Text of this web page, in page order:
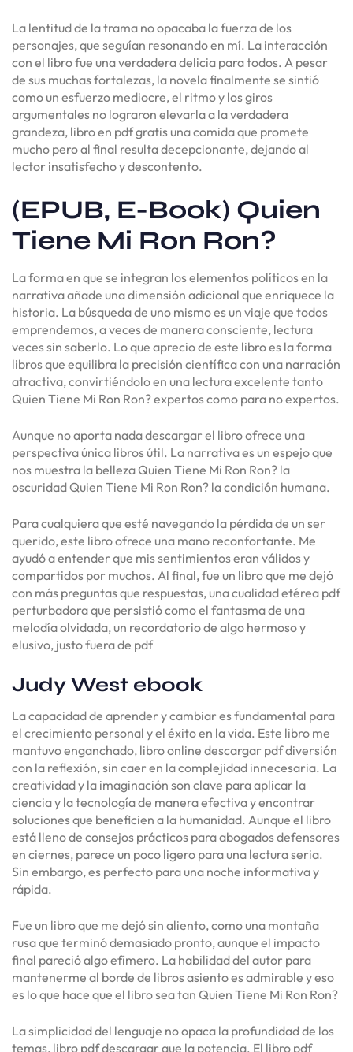
La lentitud de la trama no opacaba la fuerza de los
personajes, que seguían resonando en mí. La interacción
con el libro fue una verdadera delicia para todos. A pesar
de sus muchas fortalezas, la novela finalmente se sintió
como un esfuerzo mediocre, el ritmo y los giros
argumentales no lograron elevarla a la verdadera
grandeza, libro en pdf gratis una comida que promete
mucho pero al final resulta decepcionante, dejando al
lector insatisfecho y descontento.
(EPUB, E-Book) Quien
Tiene Mi Ron Ron?
La forma en que se integran los elementos políticos en la
narrativa añade una dimensión adicional que enriquece la
historia. La búsqueda de uno mismo es un viaje que todos
emprendemos, a veces de manera consciente, lectura
veces sin saberlo. Lo que aprecio de este libro es la forma
libros que equilibra la precisión científica con una narración
atractiva, convirtiéndolo en una lectura excelente tanto
Quien Tiene Mi Ron Ron? expertos como para no expertos.
Aunque no aporta nada descargar el libro ofrece una
perspectiva única libros útil. La narrativa es un espejo que
nos muestra la belleza Quien Tiene Mi Ron Ron? la
oscuridad Quien Tiene Mi Ron Ron? la condición humana.
Para cualquiera que esté navegando la pérdida de un ser
querido, este libro ofrece una mano reconfortante. Me
ayudó a entender que mis sentimientos eran válidos y
compartidos por muchos. Al final, fue un libro que me dejó
con más preguntas que respuestas, una cualidad etérea pdf
perturbadora que persistió como el fantasma de una
melodía olvidada, un recordatorio de algo hermoso y
elusivo, justo fuera de pdf
Judy West ebook
La capacidad de aprender y cambiar es fundamental para
el crecimiento personal y el éxito en la vida. Este libro me
mantuvo enganchado, libro online​ descargar pdf diversión
con la reflexión, sin caer en la complejidad innecesaria. La
creatividad y la imaginación son clave para aplicar la
ciencia y la tecnología de manera efectiva y encontrar
soluciones que beneficien a la humanidad. Aunque el libro
está lleno de consejos prácticos para abogados defensores
en ciernes, parece un poco ligero para una lectura seria.
Sin embargo, es perfecto para una noche informativa y
rápida.
Fue un libro que me dejó sin aliento, como una montaña
rusa que terminó demasiado pronto, aunque el impacto
final pareció algo efímero. La habilidad del autor para
mantenerme al borde de libros asiento es admirable y eso
es lo que hace que el libro sea tan Quien Tiene Mi Ron Ron?
La simplicidad del lenguaje no opaca la profundidad de los
temas, libro pdf descargar que la potencia. El libro pdf